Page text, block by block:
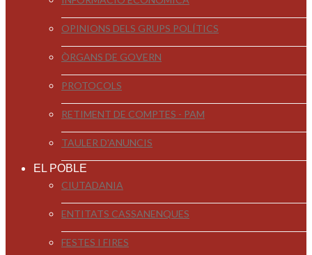
OPINIONS DELS GRUPS POLÍTICS
ÒRGANS DE GOVERN
PROTOCOLS
RETIMENT DE COMPTES - PAM
TAULER D'ANUNCIS
EL POBLE
CIUTADANIA
ENTITATS CASSANENQUES
FESTES I FIRES